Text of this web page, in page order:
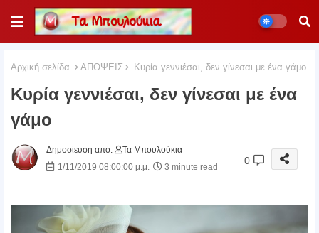
Αρχική σελίδα ΑΠΟΨΕΙΣ Κυρία γεννιέσαι, δεν γίνεσαι με ένα γάμο
Κυρία γεννιέσαι, δεν γίνεσαι με ένα
γάμο
Δημοσίευση από:
Τα Μπουλούκια
1/11/2019 08:00:00 μ.μ.
3 minute read
0